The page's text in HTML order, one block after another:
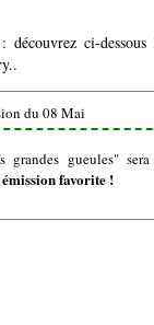
: découvrez ci-
du 08 Mai
gueules" sera
favorite !